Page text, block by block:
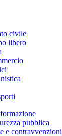
civile
libero
pubblica
e contravvenzioni